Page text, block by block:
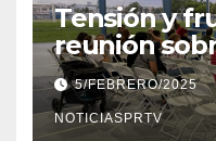
Tensión y
reunión
Reparto
5/FEBRERO/2025
NOTICIASPRTV